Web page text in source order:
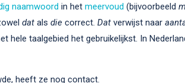
naamwoord in het meervoud (bijvoorbeeld
dat als die correct. Dat verwijst naar
hele taalgebied het gebruikelijkst. In
heeft ze nog contact.